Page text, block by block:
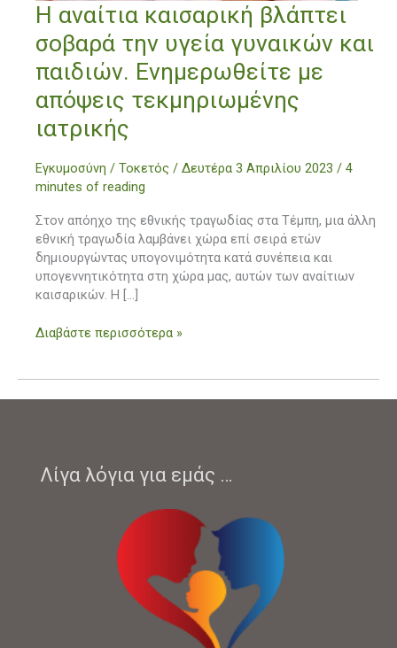
Η αναίτια καισαρική βλάπτει
σοβαρά την υγεία γυναικών και
παιδιών. Ενημερωθείτε με
απόψεις τεκμηριωμένης
ιατρικής
Εγκυμοσύνη / Τοκετός / Δευτέρα 3 Απριλίου 2023 / 4
minutes of reading
Στον απόηχο της εθνικής τραγωδίας στα Τέμπη, μια άλλη
εθνική τραγωδία λαμβάνει χώρα επί σειρά ετών
δημιουργώντας υπογονιμότητα κατά συνέπεια και
υπογεννητικότητα στη χώρα μας, αυτών των αναίτιων
καισαρικών. Η […]
Η
αναίτια
καισαρική
βλάπτει
σοβαρά
την
υγεία
γυναικών
παιδιών.
Ενημερωθείτε
με
απόψεις
τεκμηριωμένης
ιατρικής
Διαβάστε περισσότερα »
Λίγα λόγια για εμάς …